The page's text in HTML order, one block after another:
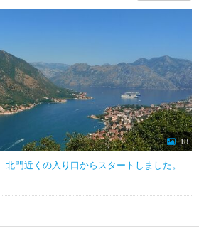
18
朝９時半頃に、北門近くの入り口からスタートしました。 料金は１５ユーロで、１２歳の子供は無料です。 目標は途中のChurch of Our Lady of Remedyの少し先の展望台でしたが、 結局歩き続けて聖イヴ